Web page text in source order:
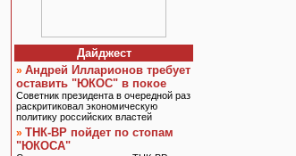
Дайджест
» Андрей Илларионов требует
оставить "ЮКОС" в покое
Советник президента в очередной раз
раскритиковал экономическую
политику российских властей
» ТНК-BP пойдет по стопам
"ЮКОСА"